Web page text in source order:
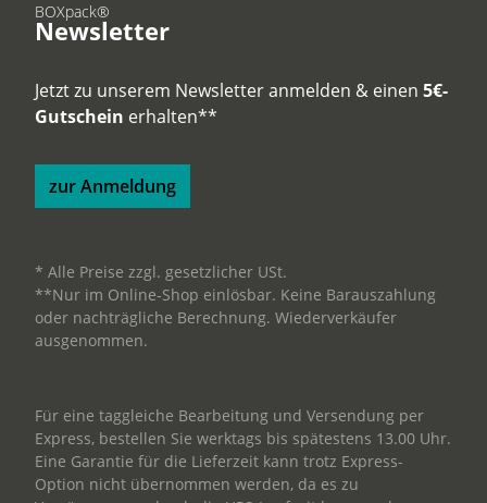
BOXpack®
Newsletter
Jetzt zu unserem Newsletter anmelden & einen 5€-
Gutschein erhalten**
zur Anmeldung
* Alle Preise zzgl. gesetzlicher USt.
**Nur im Online-Shop einlösbar. Keine Barauszahlung
oder nachträgliche Berechnung. Wiederverkäufer
ausgenommen.
Für eine taggleiche Bearbeitung und Versendung per
Express, bestellen Sie werktags bis spätestens 13.00 Uhr.
Eine Garantie für die Lieferzeit kann trotz Express-
Option nicht übernommen werden, da es zu